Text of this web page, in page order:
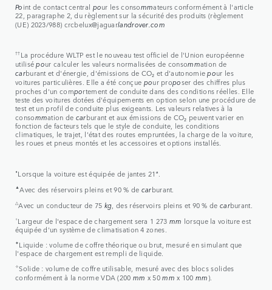
Point de contact central pour les consommateurs conformément à l'article
22, paragraphe 2, du règlement sur la sécurité des produits (règlement
(UE) 2023/988) crcbelux@jaguarlandrover.com
†† La procédure WLTP est le nouveau test officiel de l'Union européenne
utilisépour calculer les valeurs normalisées de consommation de
carburant et d'énergie, d'émissions de CO₂ et d'autonomiepour les
voitures particulières. Elle a été conçue pour proposer des chiffres plus
proches d'un comportement de conduite dans des conditions réelles. Elle
teste des voitures dotées d'équipements en option selon une procédure de
test et un profil de conduite plus exigeants. Les valeurs relatives à la
consommation de carburant et aux émissions de CO₂ peuvent varier en
fonction de facteurs tels que le style de conduite, les conditions
climatiques, le trajet, l'état des routes empruntées, la charge de la voiture,
les roues et pneus montés et les accessoires et options installés.
⬧Lorsque la voiture est équipée de jantes 21".
▲Avec des réservoirs pleins et 90 % de carburant.
△Avec un conducteur de 75 kg, des réservoirs pleins et 90 % de carburant.
⬨Largeur de l'espace de chargement sera 1 273 mm lorsque la voiture est
équipée d'un système de climatisation 4 zones.
✦ Liquide : volume de coffre théorique ou brut, mesuré en simulant que
l'espace de chargement est rempli de liquide.
✧Solide : volume de coffre utilisable, mesuré avec des blocs solides
conformément à la norme VDA (200 mm x 50mm x 100mm).